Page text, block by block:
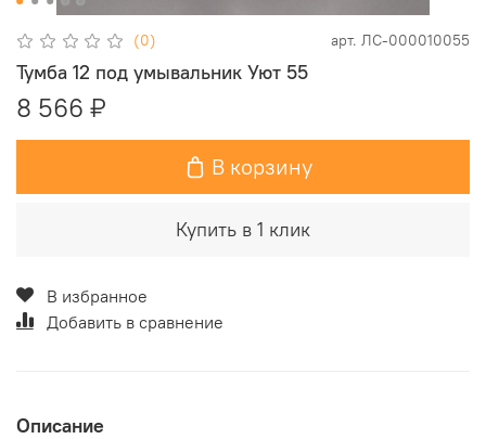
(0) арт. ЛС-000010055
Тумба 12 под умывальник Уют 55
8 566 ₽
В корзину
Купить в 1 клик
В избранное
Добавить в сравнение
Описание